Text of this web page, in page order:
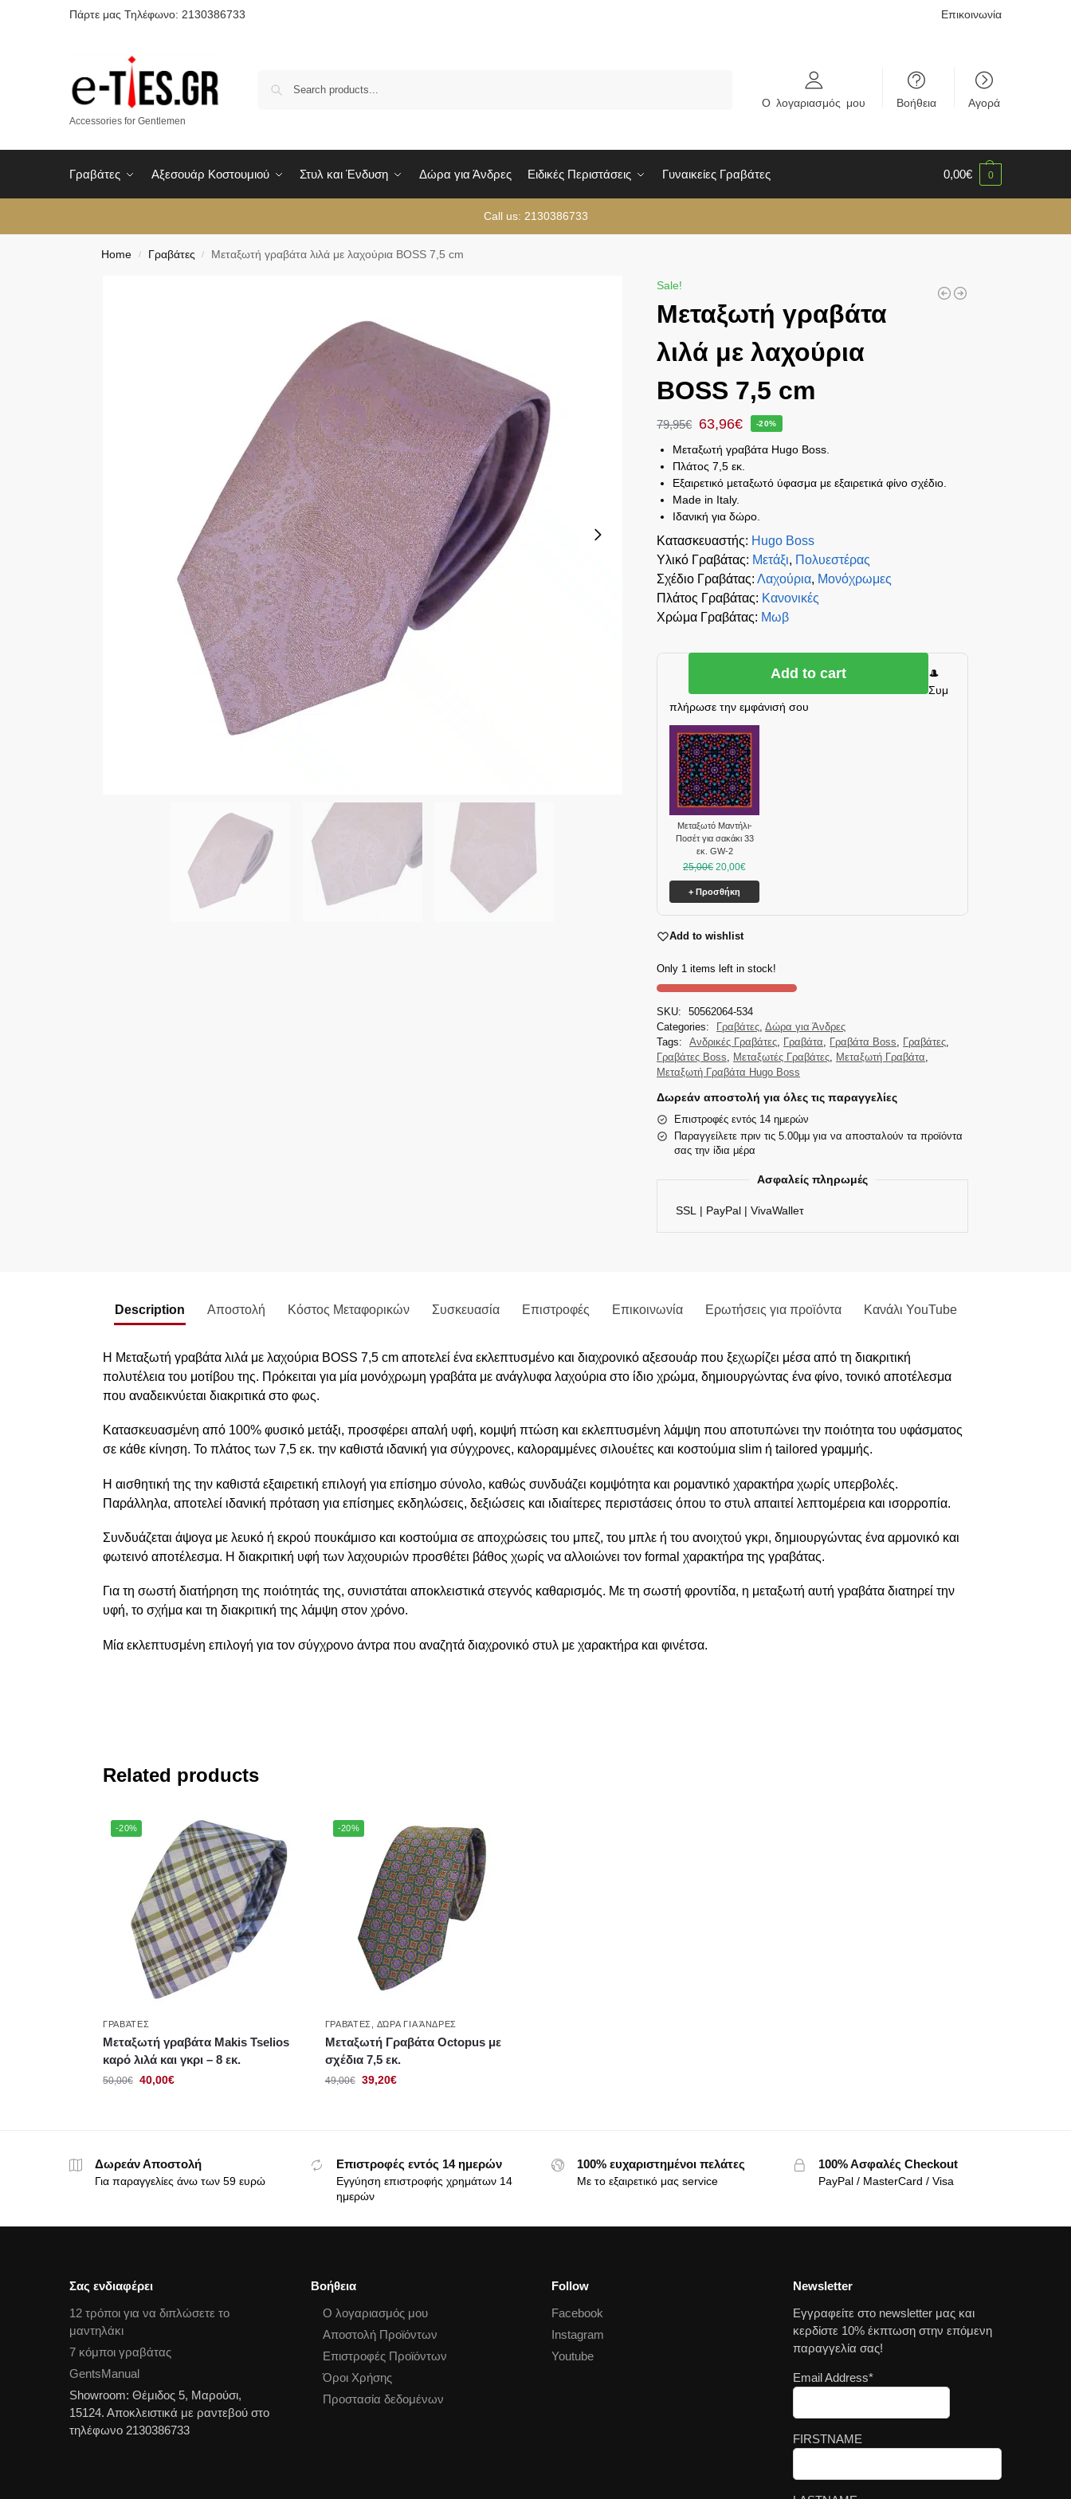
Πάρτε μας Τηλέφωνο: 2130386733 Επικοινωνία
Accessories for Gentlemen
Ο λογαριασμός μου Βοήθεια Αγορά
Γραβάτες Αξεσουάρ Κοστουμιού Στυλ και Ένδυση Δώρα για Άνδρες Ειδικές Περιστάσεις Γυναικείες Γραβάτες 0,00€ 0
Call us: 2130386733
Home / Γραβάτες / Μεταξωτή γραβάτα λιλά με λαχούρια BOSS 7,5 cm
Sale!
Μεταξωτή γραβάτα
λιλά με λαχούρια
BOSS 7,5 cm
79,95€ 63,96€ -20%
Μεταξωτή γραβάτα Hugo Boss.
Πλάτος 7,5 εκ.
Εξαιρετικό μεταξωτό ύφασμα με εξαιρετικά φίνο σχέδιο.
Made in Italy.
Ιδανική για δώρο.
Κατασκευαστής: Hugo Boss
Υλικό Γραβάτας: Μετάξι, Πολυεστέρας
Σχέδιο Γραβάτας:Λαχούρια, Μονόχρωμες
Πλάτος Γραβάτας: Κανονικές
Χρώμα Γραβάτας: Μωβ
Add to cart
🎩
Συμ
πλήρωσε την εμφάνισή σου
Μεταξωτό Μαντήλι-
Ποσέτ για σακάκι 33
εκ. GW-2
25,00€ 20,00€
+ Προσθήκη
Add to wishlist
Only 1 items left in stock!
SKU:
50562064-534
Categories:
Γραβάτες ,Δώρα για Άνδρες
Tags:
Ανδρικές Γραβάτες Γραβάτα Γραβάτα Boss Γραβάτες
Γραβάτες Boss
Μεταξωτές Γραβάτες Μεταξωτή Γραβάτα
Μεταξωτή Γραβάτα Hugo Boss
Δωρεάν αποστολή για όλες τις παραγγελίες
Επιστροφές εντός 14 ημερών
Παραγγείλετε πριν τις 5.00μμ για να αποσταλούν τα προϊόντα
σας την ίδια μέρα
Ασφαλείς πληρωμές
SSL | PayPal | VivaWalleτ
Description Αποστολή Κόστος Μεταφορικών Συσκευασία Επιστροφές Επικοινωνία Ερωτήσεις για προϊόντα Κανάλι YouTube
Η Μεταξωτή γραβάτα λιλά με λαχούρια BOSS 7,5 cm αποτελεί ένα εκλεπτυσμένο και διαχρονικό αξεσουάρ που ξεχωρίζει μέσα από τη διακριτική
πολυτέλεια του μοτίβου της. Πρόκειται για μία μονόχρωμη γραβάτα με ανάγλυφα λαχούρια στο ίδιο χρώμα, δημιουργώντας ένα φίνο, τονικό αποτέλεσμα
που αναδεικνύεται διακριτικά στο φως.
Κατασκευασμένη από 100% φυσικό μετάξι, προσφέρει απαλή υφή, κομψή πτώση και εκλεπτυσμένη λάμψη που αποτυπώνει την ποιότητα του υφάσματος
σε κάθε κίνηση. Το πλάτος των 7,5 εκ. την καθιστά ιδανική για σύγχρονες, καλοραμμένες σιλουέτες και κοστούμια slim ή tailored γραμμής.
Η αισθητική της την καθιστά εξαιρετική επιλογή για επίσημο σύνολο, καθώς συνδυάζει κομψότητα και ρομαντικό χαρακτήρα χωρίς υπερβολές.
Παράλληλα, αποτελεί ιδανική πρόταση για επίσημες εκδηλώσεις, δεξιώσεις και ιδιαίτερες περιστάσεις όπου το στυλ απαιτεί λεπτομέρεια και ισορροπία.
Συνδυάζεται άψογα με λευκό ή εκρού πουκάμισο και κοστούμια σε αποχρώσεις του μπεζ, του μπλε ή του ανοιχτού γκρι, δημιουργώντας ένα αρμονικό και
φωτεινό αποτέλεσμα. Η διακριτική υφή των λαχουριών προσθέτει βάθος χωρίς να αλλοιώνει τον formal χαρακτήρα της γραβάτας.
Για τη σωστή διατήρηση της ποιότητάς της, συνιστάται αποκλειστικά στεγνός καθαρισμός. Με τη σωστή φροντίδα, η μεταξωτή αυτή γραβάτα διατηρεί την
υφή, το σχήμα και τη διακριτική της λάμψη στον χρόνο.
Μία εκλεπτυσμένη επιλογή για τον σύγχρονο άντρα που αναζητά διαχρονικό στυλ με χαρακτήρα και φινέτσα.
Related products
-20%
ΓΡΑΒΆΤΕΣ
Μεταξωτή γραβάτα Makis Tselios
καρό λιλά και γκρι – 8 εκ.
50,00€ 40,00€
-20%
ΓΡΑΒΆΤΕΣ ΔΏΡΑ ΓΙΑ ΆΝΔΡΕΣ
Μεταξωτή Γραβάτα Octopus με
σχέδια 7,5 εκ.
49,00€ 39,20€
Δωρεάν Αποστολή
Για παραγγελίες άνω των 59 ευρώ
Επιστροφές εντός 14 ημερών
Εγγύηση επιστροφής χρημάτων 14
ημερών
100% ευχαριστημένοι πελάτες
Με το εξαιρετικό μας service
100% Ασφαλές Checkout
PayPal / MasterCard / Visa
Σας ενδιαφέρει
12 τρόποι για να διπλώσετε το
μαντηλάκι
7 κόμποι γραβάτας
GentsManual
Showroom: Θέμιδος 5, Μαρούσι,
15124. Αποκλειστικά με ραντεβού στο
τηλέφωνο 2130386733
Βοήθεια
Ο λογαριασμός μου
Αποστολή Προϊόντων
Επιστροφές Προϊόντων
Όροι Χρήσης
Προστασία δεδομένων
Follow
Facebook
Instagram
Youtube
Newsletter
Εγγραφείτε στο newsletter μας και
κερδίστε 10% έκπτωση στην επόμενη
παραγγελία σας!
Email Address*
FIRSTNAME